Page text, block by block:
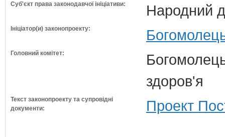
Суб'єкт права законодавчої ініціативи: Народний
Ініціатор(и) законопроекту:
Головний комітет:
здоров'я
Текст законопроекту та супровідні
документи:
Проект